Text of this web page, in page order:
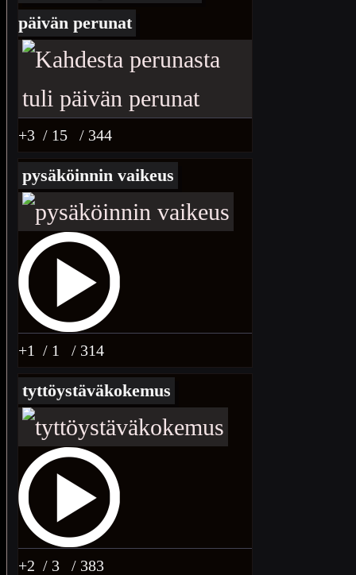
päivän perunat
+3 / 15 / 344
pysäköinnin vaikeus
+1 / 1 / 314
tyttöystäväkokemus
+2 / 3 / 383